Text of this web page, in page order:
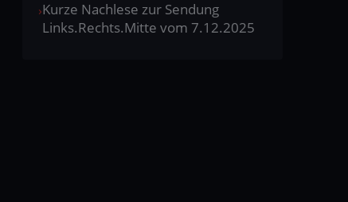
Kurze Nachlese zur Sendung
Links.Rechts.Mitte vom 7.12.2025